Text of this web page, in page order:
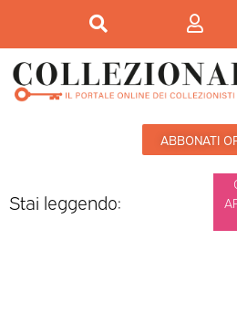
ABBONATI
Stai leggendo: